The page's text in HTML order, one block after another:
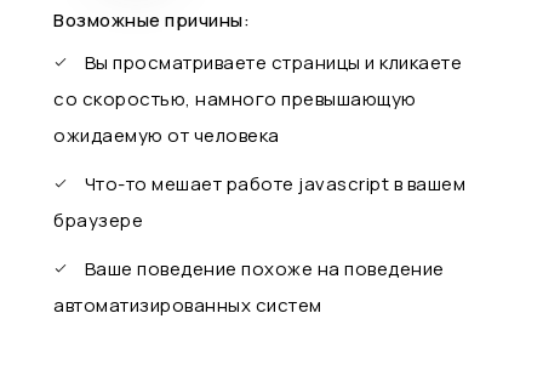
Возможные причины:
Вы просматриваете страницы и кликаете
со скоростью, намного превышающую
ожидаемую от человека
Что-то мешает работе javascript в вашем
браузере
Ваше поведение похоже на поведение
автоматизированных систем